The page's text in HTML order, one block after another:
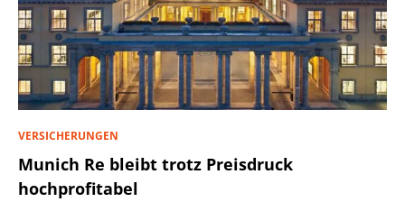
VERSICHERUNGEN
Munich Re bleibt trotz Preisdruck
hochprofitabel